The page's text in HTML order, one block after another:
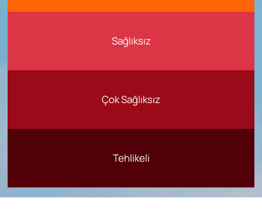
Sağlıksız
Çok Sağlıksız
Tehlikeli